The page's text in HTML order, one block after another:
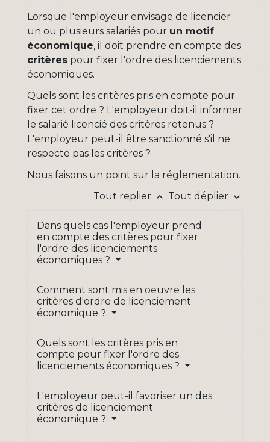
Lorsque l'employeur envisage de licencier
un ou plusieurs salariés pour un motif
économique, il doit prendre en compte des
critères pour fixer l'ordre des licenciements
économiques.
Quels sont les critères pris en compte pour
fixer cet ordre ? L'employeur doit-il informer
le salarié licencié des critères retenus ?
L'employeur peut-il être sanctionné s'il ne
respecte pas les critères ?
Nous faisons un point sur la réglementation.
Tout replier keyboard_arrow_up Tout déplier keyboard_arrow_down
Dans quels cas l'employeur prend
en compte des critères pour fixer
l'ordre des licenciements
économiques ?
Comment sont mis en oeuvre les
critères d'ordre de licenciement
économique ?
Quels sont les critères pris en
compte pour fixer l'ordre des
licenciements économiques ?
L'employeur peut-il favoriser un des
critères de licenciement
économique ?